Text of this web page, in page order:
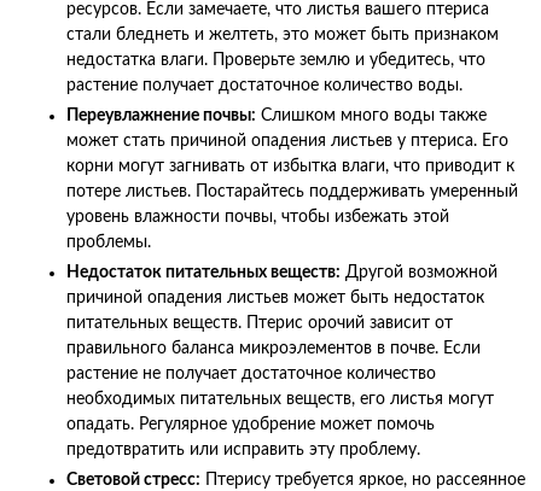
ресурсов. Если замечаете, что листья вашего птериса
стали бледнеть и желтеть, это может быть признаком
недостатка влаги. Проверьте землю и убедитесь, что
растение получает достаточное количество воды.
Переувлажнение почвы: Слишком много воды также
может стать причиной опадения листьев у птериса. Его
корни могут загнивать от избытка влаги, что приводит к
потере листьев. Постарайтесь поддерживать умеренный
уровень влажности почвы, чтобы избежать этой
проблемы.
Недостаток питательных веществ: Другой возможной
причиной опадения листьев может быть недостаток
питательных веществ. Птерис орочий зависит от
правильного баланса микроэлементов в почве. Если
растение не получает достаточное количество
необходимых питательных веществ, его листья могут
опадать. Регулярное удобрение может помочь
предотвратить или исправить эту проблему.
Световой стресс: Птерису требуется яркое, но рассеянное